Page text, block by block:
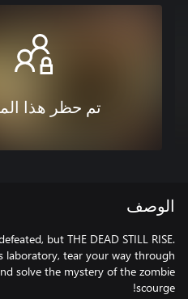
تم حظر هذا
الوصف
but THE DEAD STILL RISE.
laboratory, tear your way through
solve the mystery of the zombie